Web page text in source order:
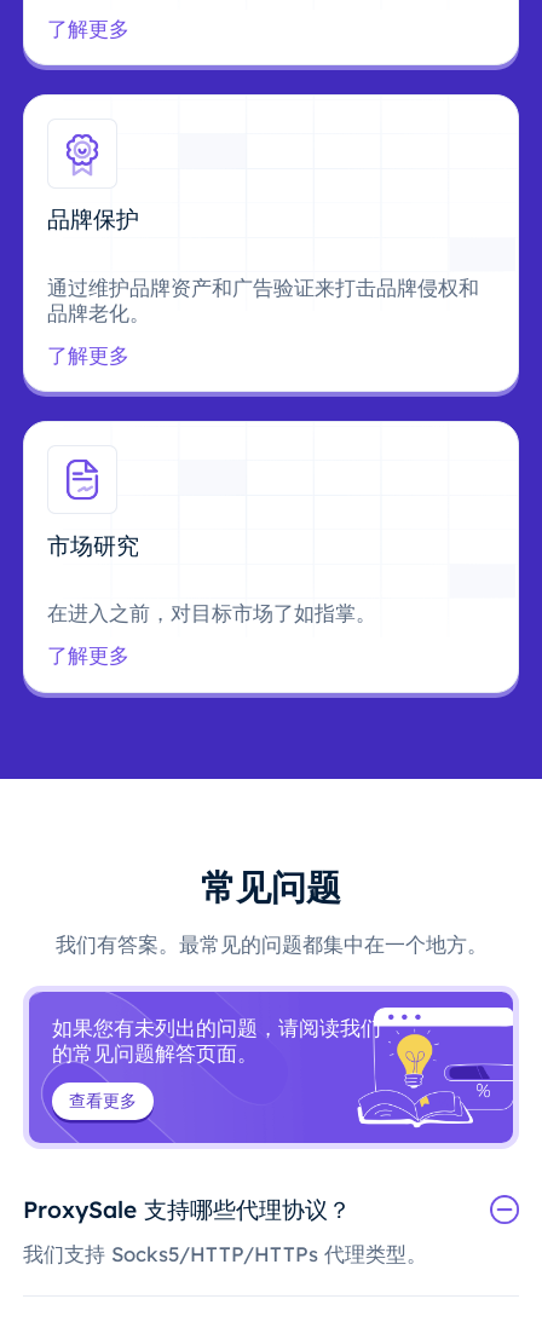
了解更多
品牌保护
通过维护品牌资产和广告验证来打击品牌侵权和
品牌老化。
了解更多
市场研究
在进入之前，对目标市场了如指掌。
了解更多
常见问题
我们有答案。最常见的问题都集中在一个地方。
如果您有未列出的问题，请阅读我们
的常见问题解答页面。
查看更多
ProxySale 支持哪些代理协议？
我们支持 Socks5/HTTP/HTTPs 代理类型。